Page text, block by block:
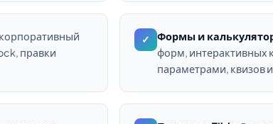
правки
✓
Формы и
форм, интерактивных
параметрами, квизов